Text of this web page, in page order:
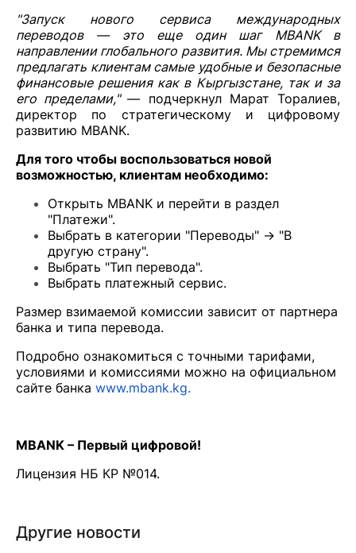
"Запуск нового сервиса международных
переводов — это еще один шаг MBANK в
направлении глобального развития. Мы стремимся
предлагать клиентам самые удобные и безопасные
финансовые решения как в Кыргызстане, так и за
его пределами,"— подчеркнул Марат Торалиев,
директор по стратегическому и цифровому
развитию MBANK.
Для того чтобы воспользоваться новой
возможностью, клиентам необходимо:
Открыть MBANK и перейти в раздел
"Платежи".
Выбрать в категории "Переводы" → "В
другую страну".
Выбрать "Тип перевода".
Выбрать платежный сервис.
Размер взимаемой комиссии зависит от партнера
банка и типа перевода.
Подробно ознакомиться с точными тарифами,
условиями и комиссиями можно на официальном
сайте банка www.mbank.kg.
MBANK – Первый цифровой!
Лицензия НБ КР №014.
Другие новости